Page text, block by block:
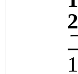
2.
1、